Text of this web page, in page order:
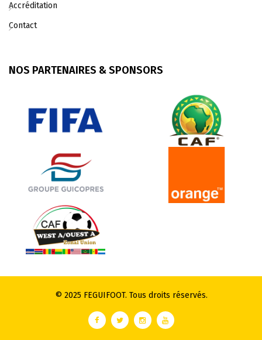
Accréditation
Contact
NOS PARTENAIRES & SPONSORS
© 2025 FEGUIFOOT. Tous droits réservés.